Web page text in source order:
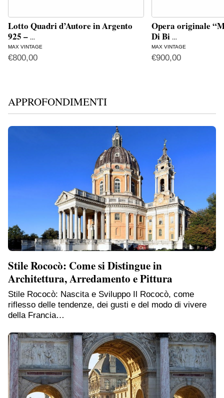
Lotto Quadri d’Autore in Argento
925 – …
MAX VINTAGE
€800,00
Opera originale
Di Bi …
MAX VINTAGE
€900,00
APPROFONDIMENTI
Stile Rococò: Come si Distingue in
Architettura, Arredamento e Pittura
Stile Rococò: Nascita e Sviluppo Il Rococò, come
riflesso delle tendenze, dei gusti e del modo di vivere
della Francia…